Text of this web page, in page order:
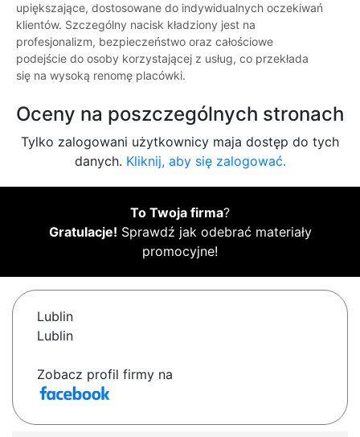
upiększające, dostosowane do indywidualnych oczekiwań
klientów. Szczególny nacisk kładziony jest na
profesjonalizm, bezpieczeństwo oraz całościowe
podejście do osoby korzystającej z usług, co przekłada
się na wysoką renomę placówki.
Oceny na poszczególnych stronach
Tylko zalogowani użytkownicy maja dostęp do tych
danych. Kliknij, aby się zalogować.
To Twoja firma?
Gratulacje! Sprawdź jak odebrać materiały
promocyjne!
Lublin
Lublin
Zobacz profil firmy na